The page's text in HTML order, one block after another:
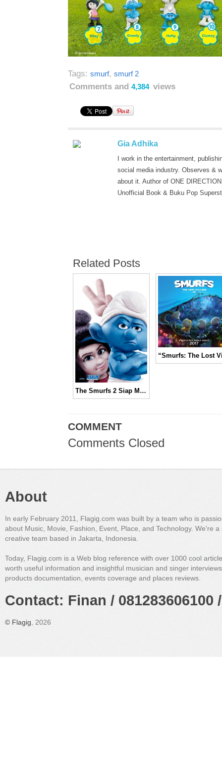
Tags: smurf, smurf 2
Comments and 4,384 views
Gia Adhika
I work in the entertainment,
social media industry. Observes &
about it. Author of ONE
Unofficial Book & Buku Pop
Related Posts
The Smurfs 2 Siap Membirukan Bioskop Di Masa Liburan!
COMMENT
Comments Closed
About
In early February 2011, Flagig.com was built by a team who is
about Music, Movie, Fashion, Event, Place, and Technology. We're a
creative team based in Jakarta, Indonesia.
Today, Flagig.com is a Web blog reference with over 1000 cool
worth useful information and insightful musician and singer
products documentation, events coverage and places reviews.
Contact: Finan /
© Flagig , 2026